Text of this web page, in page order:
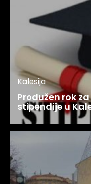
Kalesija
Produžen rok
stipendije u